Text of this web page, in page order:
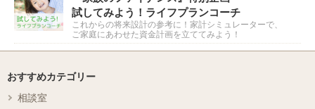
試してみよう！ライフプランコーチ
これからの将来設計の参考に！家計シミュレーターで、
ご家庭にあわせた資金計画を立ててみよう！
おすすめカテゴリー
相談室